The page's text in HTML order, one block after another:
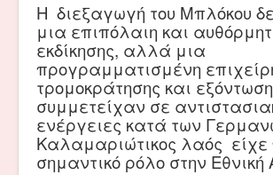
Η διεξαγωγή του Μπλόκου
μια επιπόλαιη και
εκδίκησης, αλλά μια
προγραμματισμένη
τρομοκράτησης και
συμμετείχαν σε
ενέργειες κατά των
Καλαμαριώτικος λαός είχε
σημαντικό ρόλο στην Εθνική